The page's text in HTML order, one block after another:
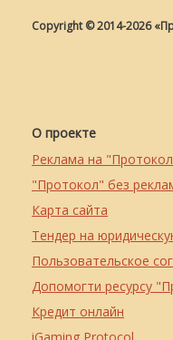
Copyright © 2014-2026
О проекте
Реклама на
"Протокол" без
Карта сайта
Тендер на
Пользовательское
Допомогти ресурсу
Кредит онлайн